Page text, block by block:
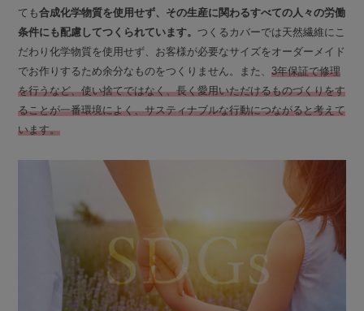
ても合成化学物質を使用せず、その生産に関わるすべての人々の労働
条件にも配慮してつくられています。 つくるカバーでは天然繊維にこ
だわり化学物質を使用せず、お客様が必要なサイズをオーダーメイド
でお作りするため余分なものをつくりません。また、3年保証で修理
を行うなど、使い捨てではなく、長く愛用いただけるものづくりをす
ることが一番環境によく、サスティナブルな行動につながると考えて
います。